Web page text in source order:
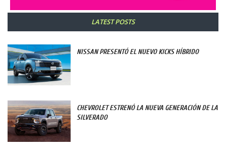
LATEST POSTS
NISSAN PRESENTÓ EL NUEVO KICKS HÍBRIDO
CHEVROLET ESTRENÓ LA NUEVA GENERACIÓN DE LA
SILVERADO